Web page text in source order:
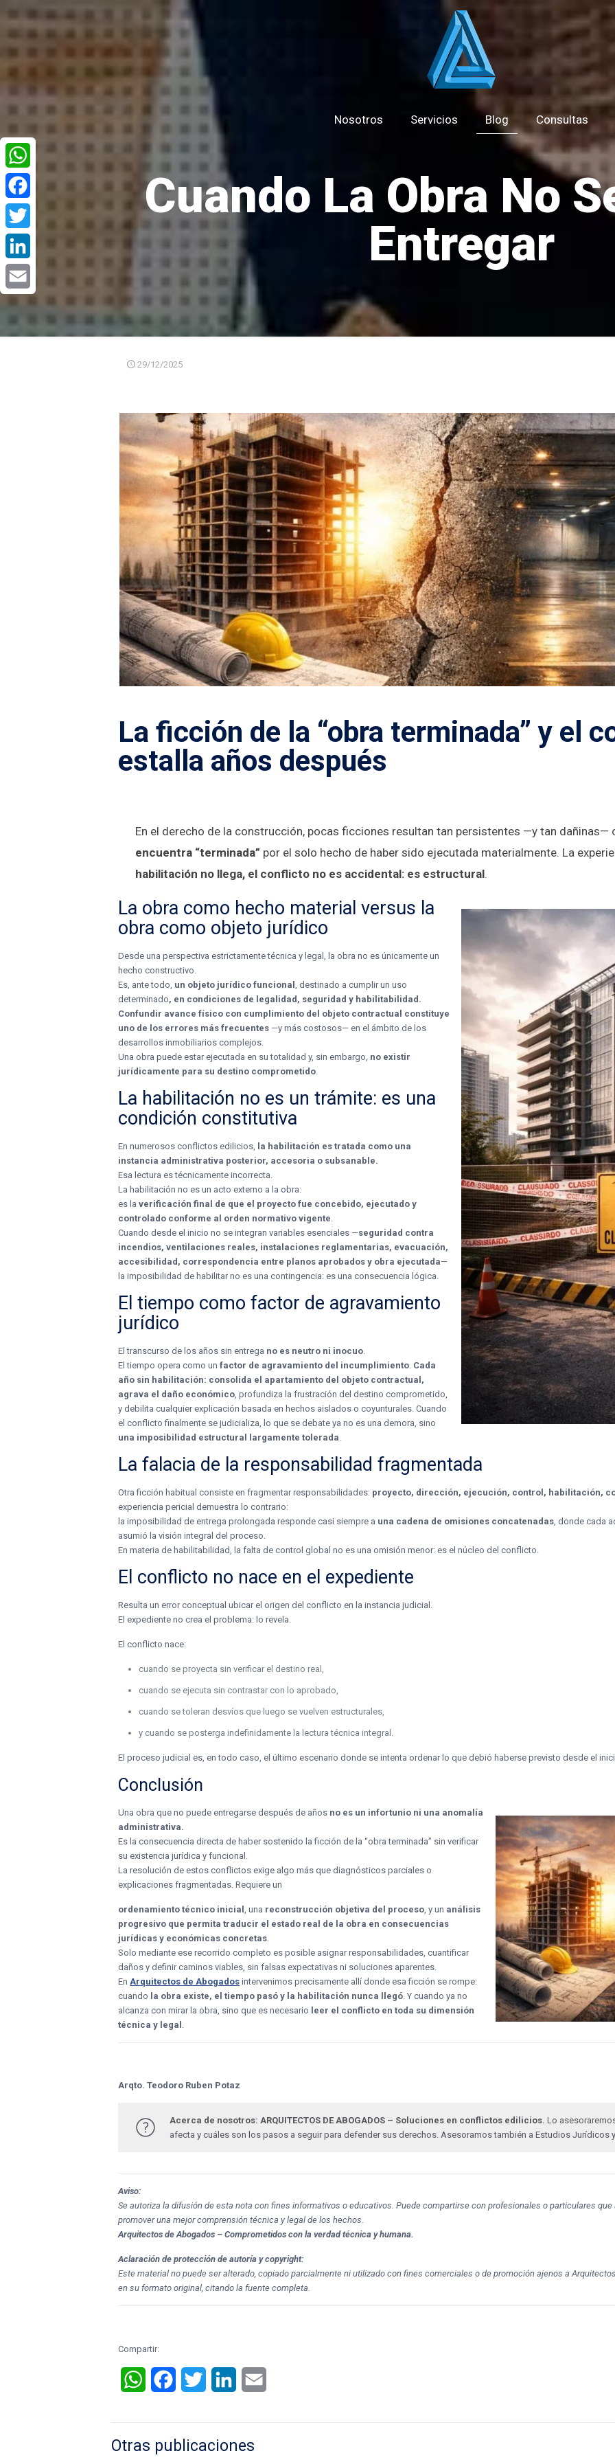
Nosotros Servicios Blog Consultas
Cuando La Obra No
Entregar
29/12/2025
La ficción de la “obra terminada” y el
estalla años después
En el derecho de la construcción, pocas ficciones resultan tan persistentes —y tan dañinas—
encuentra “terminada” por el solo hecho de haber sido ejecutada materialmente. La
habilitación no llega, el conflicto no es accidental: es estructural.
La obra como hecho material versus la
obra como objeto jurídico
Desde una perspectiva estrictamente técnica y legal, la obra no es únicamente un
hecho constructivo.
Es, ante todo, un objeto jurídico funcional, destinado a cumplir un uso
determinado, en condiciones de legalidad, seguridad y habilitabilidad.
Confundir avance físico con cumplimiento del objeto contractual constituye
uno de los errores más frecuentes —y más costosos— en el ámbito de los
desarrollos inmobiliarios complejos.
Una obra puede estar ejecutada en su totalidad y, sin embargo, no existir
jurídicamente para su destino comprometido.
La habilitación no es un trámite: es una
condición constitutiva
En numerosos conflictos edilicios, la habilitación es tratada como una
instancia administrativa posterior, accesoria o subsanable.
Esa lectura es técnicamente incorrecta.
La habilitación no es un acto externo a la obra:
es laverificación final de que el proyecto fue concebido, ejecutado y
controlado conforme al orden normativo vigente.
Cuando desde el inicio no se integran variables esenciales —seguridad contra
incendios, ventilaciones reales, instalaciones reglamentarias, evacuación,
accesibilidad, correspondencia entre planos aprobados y obra ejecutada—
la imposibilidad de habilitar no es una contingencia: es una consecuencia lógica.
El tiempo como factor de agravamiento
jurídico
El transcurso de los años sin entrega no es neutro ni inocuo.
El tiempo opera como unfactor de agravamiento del incumplimiento. Cada
año sin habilitación: consolida el apartamiento del objeto contractual,
agrava el daño económico, profundiza la frustración del destino comprometido,
y debilita cualquier explicación basada en hechos aislados o coyunturales. Cuando
el conflicto finalmente se judicializa, lo que se debate ya no es una demora, sino
una imposibilidad estructural largamente tolerada.
La falacia de la responsabilidad fragmentada
Otra ficción habitual consiste en fragmentar responsabilidades: proyecto, dirección, ejecución, control, habilitación,
experiencia pericial demuestra lo contrario:
la imposibilidad de entrega prolongada responde casi siempre a una cadena de omisiones concatenadas, donde cada
asumió la visión integral del proceso.
En materia de habilitabilidad, la falta de control global no es una omisión menor: es el núcleo del conflicto.
El conflicto no nace en el expediente
Resulta un error conceptual ubicar el origen del conflicto en la instancia judicial.
El expediente no crea el problema: lo revela.
El conflicto nace:
cuando se proyecta sin verificar el destino real,
cuando se ejecuta sin contrastar con lo aprobado,
cuando se toleran desvíos que luego se vuelven estructurales,
y cuando se posterga indefinidamente la lectura técnica integral.
El proceso judicial es, en todo caso, el último escenario donde se intenta ordenar lo que debió haberse previsto desde el
Conclusión
Una obra que no puede entregarse después de años no es un infortunio ni una anomalía
administrativa.
Es la consecuencia directa de haber sostenido la ficción de la “obra terminada” sin verificar
su existencia jurídica y funcional.
La resolución de estos conflictos exige algo más que diagnósticos parciales o
explicaciones fragmentadas. Requiere un
ordenamiento técnico inicial, una reconstrucción objetiva del proceso, y un análisis
progresivo que permita traducir el estado real de la obra en consecuencias
jurídicas y económicas concretas.
Solo mediante ese recorrido completo es posible asignar responsabilidades, cuantificar
daños y definir caminos viables, sin falsas expectativas ni soluciones aparentes.
EnArquitectos de Abogados intervenimos precisamente allí donde esa ficción se rompe:
cuando la obra existe, el tiempo pasó y la habilitación nunca llegó. Y cuando ya no
alcanza con mirar la obra, sino que es necesario leer el conflicto en toda su dimensión
técnica y legal .
Arqto. Teodoro Ruben Potaz
Acerca de nosotros: ARQUITECTOS DE ABOGADOS – Soluciones en conflictos edilicios. Lo
afecta y cuáles son los pasos a seguir para defender sus derechos. Asesoramos también a Estudios Jurídicos
Aviso:
Se autoriza la difusión de esta nota con fines informativos o educativos. Puede compartirse con profesionales o particulares
promover una mejor comprensión técnica y legal de los hechos.
Arquitectos de Abogados – Comprometidos con la verdad técnica y humana.
Aclaración de protección de autoría y copyright:
Este material no puede ser alterado, copiado parcialmente ni utilizado con fines comerciales o de promoción ajenos a
en su formato original, citando la fuente completa.
Compartir:
WhatsAppFacebookTwitter LinkedIn
Otras publicaciones
WhatsApp
Facebook
Twitter
LinkedIn